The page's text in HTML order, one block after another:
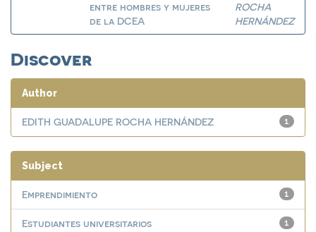
entre hombres y mujeres
de la DCEA
ROCHA
HERNÁNDEZ
Discover
Author
1
EDITH GUADALUPE ROCHA HERNÁNDEZ
Subject
1
Emprendimiento
1
Estudiantes universitarios